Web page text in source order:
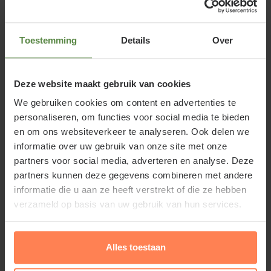
Toestemming Details Over
Deze website maakt gebruik van cookies
We gebruiken cookies om content en advertenties te
personaliseren, om functies voor social media te bieden
en om ons websiteverkeer te analyseren. Ook delen we
informatie over uw gebruik van onze site met onze
partners voor social media, adverteren en analyse. Deze
partners kunnen deze gegevens combineren met andere
informatie die u aan ze heeft verstrekt of die ze hebben
verzameld op basis van uw gebruik van hun services.
Alles toestaan
Hydrangea macrophylla 'Blauw' of
Hortensia XL-serie
over vele landen met een gematigd
klimaat. Hydrangea macrophylla 'Blauw' - XL is een
Boerenhortensia met grote blauwe bollen, die
bestaan uit kleine bloemetjes. Deze bloembollen
worden wel gedroogd. De Hortensia is niet
wintergroen, maar wel vorstbestendig. Door zijn
veelzijdigheid kom je de tuinplant tegen op het
balkon en terras maar ook als solitair of
vakbeplanting.
Standplaats Hydrangea macrophylla